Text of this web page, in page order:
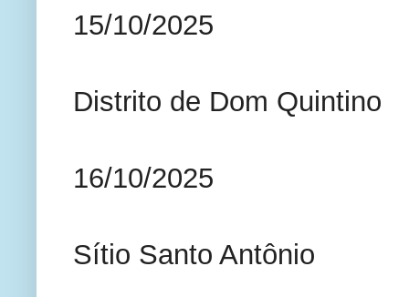
15/10/2025
Distrito de Dom Quintino
16/10/2025
Sítio Santo Antônio